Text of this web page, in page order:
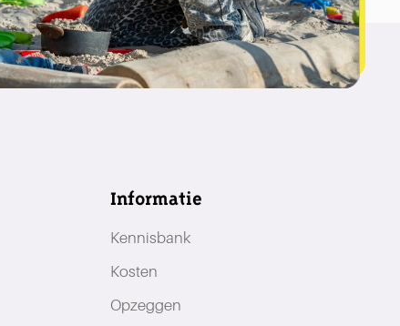
Informatie
Kennisbank
Kosten
Opzeggen